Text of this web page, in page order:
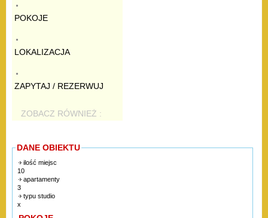
POKOJE
LOKALIZACJA
ZAPYTAJ / REZERWUJ
ZOBACZ RÓWNIEŻ :
DANE OBIEKTU
ilość miejsc
10
apartamenty
3
typu studio
x